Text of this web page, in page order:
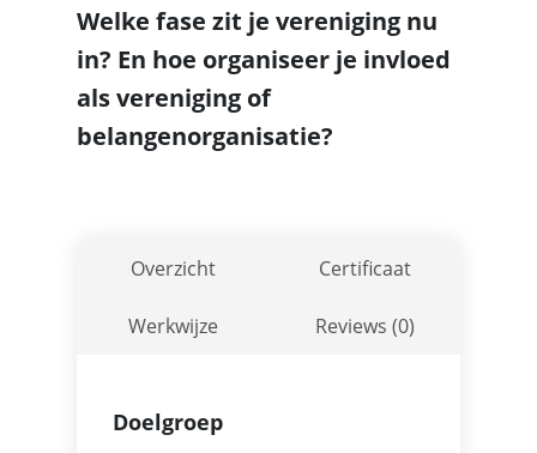
Welke fase zit je vereniging nu
in? En hoe organiseer je invloed
als vereniging of
belangenorganisatie?
Overzicht Certificaat
Werkwijze Reviews (0)
Doelgroep